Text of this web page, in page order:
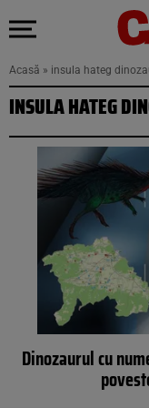
Acasă » insula hateg
INSULA HATEG
Dinozaurul cu